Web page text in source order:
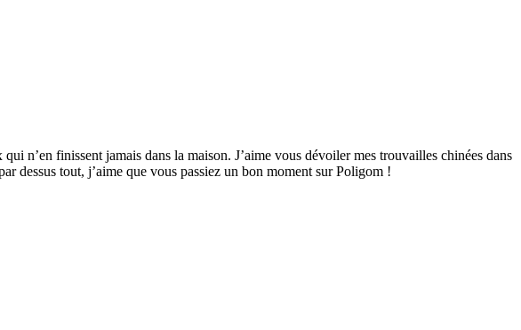
n’en finissent jamais dans la maison. J’aime vous dévoiler mes trouvailles chinées dans
dessus tout, j’aime que vous passiez un bon moment sur Poligom !